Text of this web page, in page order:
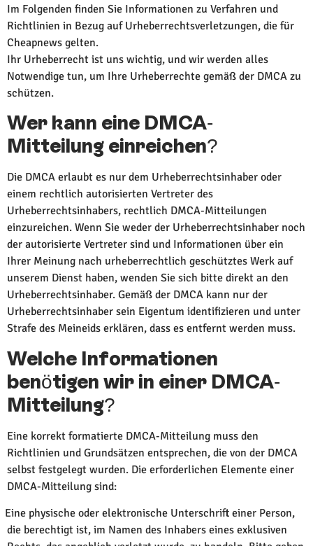
Im Folgenden finden Sie Informationen zu Verfahren und
Richtlinien in Bezug auf Urheberrechtsverletzungen, die für
Cheapnews gelten.
Ihr Urheberrecht ist uns wichtig, und wir werden alles
Notwendige tun, um Ihre Urheberrechte gemäß der DMCA zu
schützen.
Wer kann eine DMCA-
Mitteilung einreichen?
Die DMCA erlaubt es nur dem Urheberrechtsinhaber oder
einem rechtlich autorisierten Vertreter des
Urheberrechtsinhabers, rechtlich DMCA-Mitteilungen
einzureichen. Wenn Sie weder der Urheberrechtsinhaber noch
der autorisierte Vertreter sind und Informationen über ein
Ihrer Meinung nach urheberrechtlich geschütztes Werk auf
unserem Dienst haben, wenden Sie sich bitte direkt an den
Urheberrechtsinhaber. Gemäß der DMCA kann nur der
Urheberrechtsinhaber sein Eigentum identifizieren und unter
Strafe des Meineids erklären, dass es entfernt werden muss.
Welche Informationen
benötigen wir in einer DMCA-
Mitteilung?
Eine korrekt formatierte DMCA-Mitteilung muss den
Richtlinien und Grundsätzen entsprechen, die von der DMCA
selbst festgelegt wurden. Die erforderlichen Elemente einer
DMCA-Mitteilung sind:
Eine physische oder elektronische Unterschrift einer Person,
die berechtigt ist, im Namen des Inhabers eines exklusiven